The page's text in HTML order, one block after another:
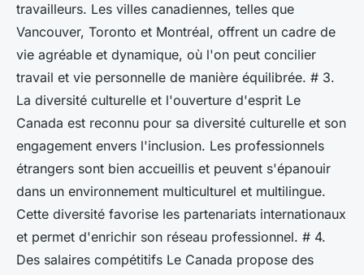
travailleurs. Les villes canadiennes, telles que
Vancouver, Toronto et Montréal, offrent un cadre de
vie agréable et dynamique, où l'on peut concilier
travail et vie personnelle de manière équilibrée. # 3.
La diversité culturelle et l'ouverture d'esprit Le
Canada est reconnu pour sa diversité culturelle et son
engagement envers l'inclusion. Les professionnels
étrangers sont bien accueillis et peuvent s'épanouir
dans un environnement multiculturel et multilingue.
Cette diversité favorise les partenariats internationaux
et permet d'enrichir son réseau professionnel. # 4.
Des salaires compétitifs Le Canada propose des